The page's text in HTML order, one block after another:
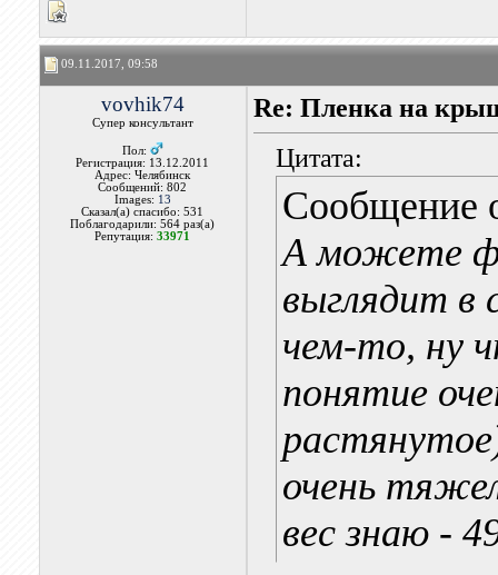
09.11.2017, 09:58
vovhik74
Супер консультант
Пол:
Регистрация: 13.12.2011
Адрес: Челябинск
Сообщений: 802
Images: 13
Сказал(а) спасибо: 531
Поблагодарили: 564 раз(а)
Репутация:33971
Re: Пленка на
Цитата:
Сообщение
А можете
выглядит в
чем-то, ну
понятие
очень
вес знаю -